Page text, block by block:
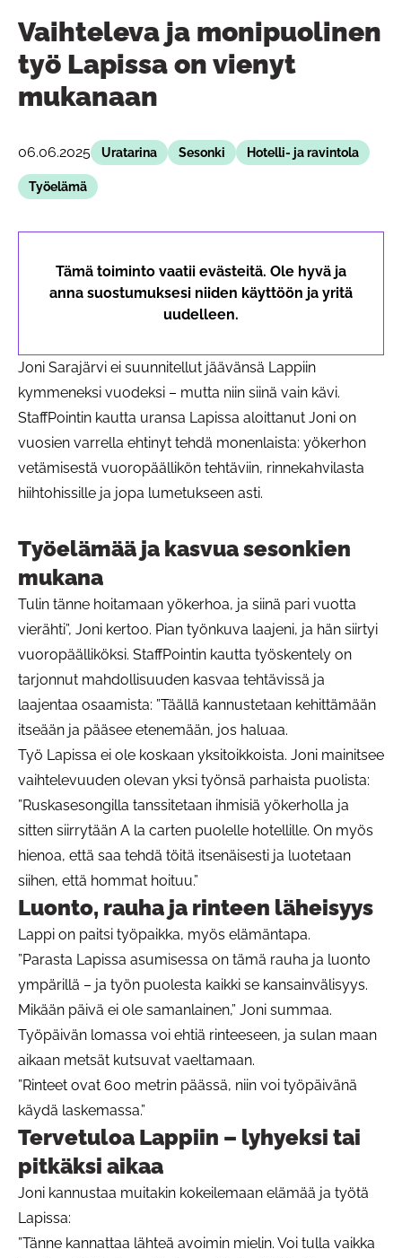
Vaihteleva ja monipuolinen
työ Lapissa on vienyt
mukanaan
06.06.2025 Uratarina Sesonki Hotelli- ja ravintola
Työelämä
Tämä toiminto vaatii evästeitä. Ole hyvä ja
anna suostumuksesi niiden käyttöön ja yritä
uudelleen.
Joni Sarajärvi ei suunnitellut jäävänsä Lappiin
kymmeneksi vuodeksi – mutta niin siinä vain kävi.
StaffPointin kautta uransa Lapissa aloittanut Joni on
vuosien varrella ehtinyt tehdä monenlaista: yökerhon
vetämisestä vuoropäällikön tehtäviin, rinnekahvilasta
hiihtohissille ja jopa lumetukseen asti.
Työelämää ja kasvua sesonkien
mukana
Tulin tänne hoitamaan yökerhoa, ja siinä pari vuotta
vierähti”, Joni kertoo. Pian työnkuva laajeni, ja hän siirtyi
vuoropäälliköksi. StaffPointin kautta työskentely on
tarjonnut mahdollisuuden kasvaa tehtävissä ja
laajentaa osaamista: ”Täällä kannustetaan kehittämään
itseään ja pääsee etenemään, jos haluaa.
Työ Lapissa ei ole koskaan yksitoikkoista. Joni mainitsee
vaihtelevuuden olevan yksi työnsä parhaista puolista:
”Ruskasesongilla tanssitetaan ihmisiä yökerholla ja
sitten siirrytään A la carten puolelle hotellille. On myös
hienoa, että saa tehdä töitä itsenäisesti ja luotetaan
siihen, että hommat hoituu.”
Luonto, rauha ja rinteen läheisyys
Lappi on paitsi työpaikka, myös elämäntapa.
”Parasta Lapissa asumisessa on tämä rauha ja luonto
ympärillä – ja työn puolesta kaikki se kansainvälisyys.
Mikään päivä ei ole samanlainen,” Joni summaa.
Työpäivän lomassa voi ehtiä rinteeseen, ja sulan maan
aikaan metsät kutsuvat vaeltamaan.
”Rinteet ovat 600 metrin päässä, niin voi työpäivänä
käydä laskemassa.”
Tervetuloa Lappiin – lyhyeksi tai
pitkäksi aikaa
Joni kannustaa muitakin kokeilemaan elämää ja työtä
Lapissa:
”Tänne kannattaa lähteä avoimin mielin. Voi tulla vaikka